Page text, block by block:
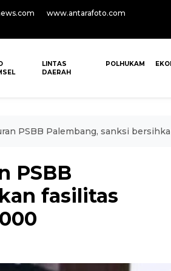
www.antarafoto.com
LINTAS
DAERAH
POLHUKAM
PSBB Palembang, sanksi
PSBB
fasilitas